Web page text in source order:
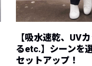
【吸水速乾、UV
るetc.】シーンを
セットアップ！